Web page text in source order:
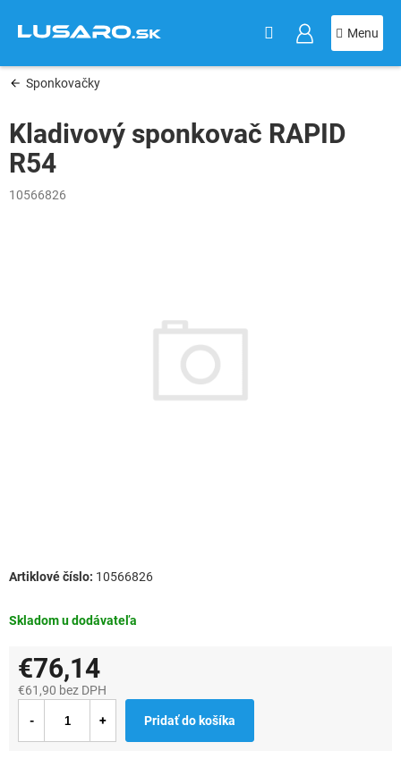
obsah
Sponkovačky
Kladivový sponkovač RAPID
R54
10566826
Skladom u dodávateľa
10566826
€76,14
€61,90 bez DPH
cena:
Pridať do košíka